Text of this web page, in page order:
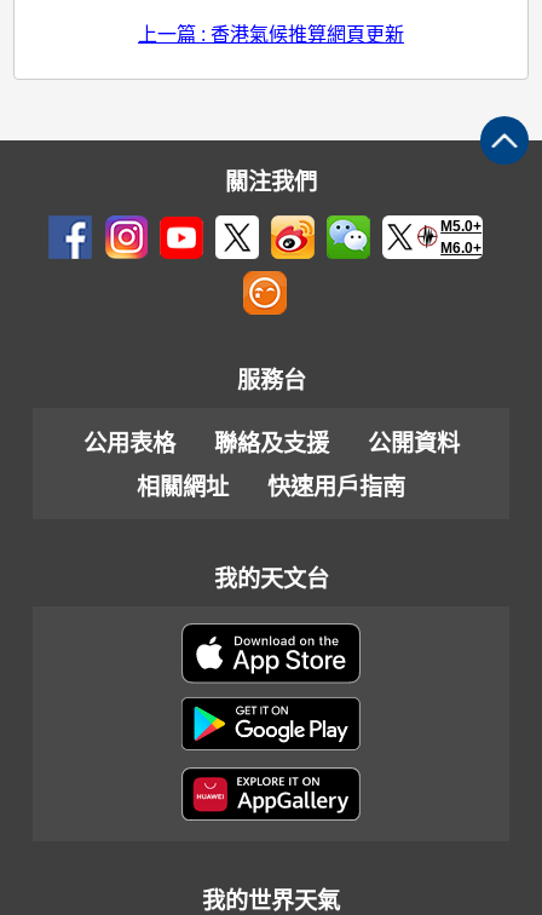
上一篇 : 香港氣候推算網頁更新
關注我們
M5.0+
M6.0+
服務台
公用表格 聯絡及支援
公開資料
相關網址
快速用戶指南
我的天文台
我的世界天氣